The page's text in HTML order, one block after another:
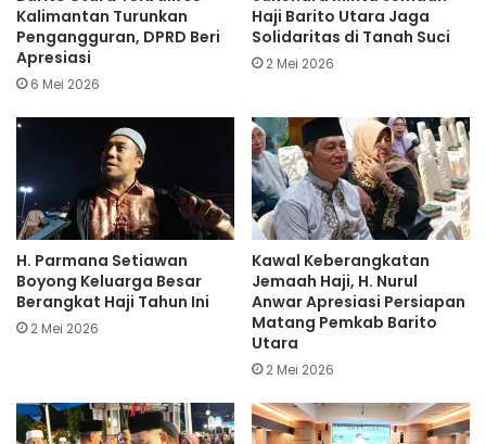
Kalimantan Turunkan
Pengangguran, DPRD Beri
Apresiasi
6 Mei 2026
Haji Barito Utara Jaga
Solidaritas di Tanah Suci
2 Mei 2026
H. Parmana Setiawan
Boyong Keluarga Besar
Berangkat Haji Tahun Ini
2 Mei 2026
Kawal Keberangkatan
Jemaah Haji, H. Nurul
Anwar Apresiasi Persiapan
Matang Pemkab Barito
Utara
2 Mei 2026